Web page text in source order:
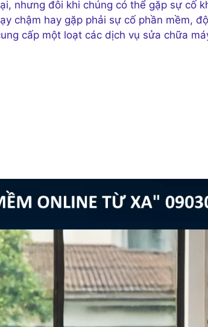
nhưng đôi khi chúng có thể gặp sự cố
chậm hay gặp phải sự cố phần mềm,
cấp một loạt các dịch vụ sửa chữa